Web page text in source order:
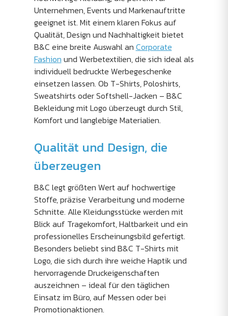
Unternehmen, Events und Markenauftritte
geeignet ist. Mit einem klaren Fokus auf
Qualität, Design und Nachhaltigkeit bietet
B&C eine breite Auswahl an Corporate
Fashion und Werbetextilien, die sich ideal als
individuell bedruckte Werbegeschenke
einsetzen lassen. Ob T-Shirts, Poloshirts,
Sweatshirts oder Softshell-Jacken – B&C
Bekleidung mit Logo überzeugt durch Stil,
Komfort und langlebige Materialien.
Qualität und Design, die
überzeugen
B&C legt größten Wert auf hochwertige
Stoffe, präzise Verarbeitung und moderne
Schnitte. Alle Kleidungsstücke werden mit
Blick auf Tragekomfort, Haltbarkeit und ein
professionelles Erscheinungsbild gefertigt.
Besonders beliebt sind B&C T-Shirts mit
Logo, die sich durch ihre weiche Haptik und
hervorragende Druckeigenschaften
auszeichnen – ideal für den täglichen
Einsatz im Büro, auf Messen oder bei
Promotionaktionen.